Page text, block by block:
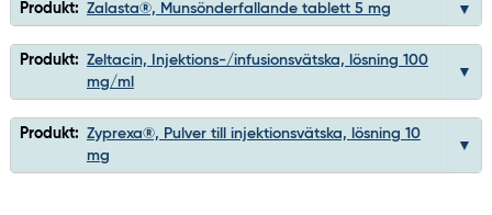
Produkt: Zalasta®, Munsönderfallande tablett 5 mg
Produkt: Zeltacin, Injektions-/infusionsvätska, lösning 100
mg/ml
Produkt: Zyprexa®, Pulver till injektionsvätska, lösning 10
mg